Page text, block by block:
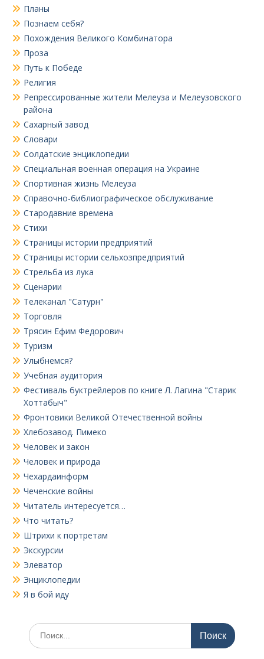
Планы
Познаем себя?
Похождения Великого Комбинатора
Проза
Путь к Победе
Религия
Репрессированные жители Мелеуза и Мелеузовского
района
Сахарный завод
Словари
Солдатские энциклопедии
Специальная военная операция на Украине
Спортивная жизнь Мелеуза
Справочно-библиографическое обслуживание
Стародавние времена
Стихи
Страницы истории предприятий
Страницы истории сельхозпредприятий
Стрельба из лука
Сценарии
Телеканал "Сатурн"
Торговля
Трясин Ефим Федорович
Туризм
Улыбнемся?
Учебная аудитория
Фестиваль буктрейлеров по книге Л. Лагина "Старик
Хоттабыч"
Фронтовики Великой Отечественной войны
Хлебозавод. Пимеко
Человек и закон
Человек и природа
Чехардаинформ
Чеченские войны
Читатель интересуется…
Что читать?
Штрихи к портретам
Экскурсии
Элеватор
Энциклопедии
Я в бой иду
Поиск
по: